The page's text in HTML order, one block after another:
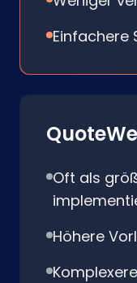
Einfachere
Oft als
Höhere